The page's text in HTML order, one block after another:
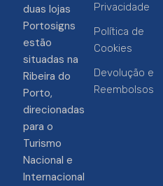
duas lojas
Portosigns
estão
situadas na
Ribeira do
Porto,
direcionadas
para o
Turismo
Nacional e
Internacional
Privacidade
Política de
Cookies
Devolução e
Reembolsos